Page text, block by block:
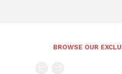
BROWSE OUR